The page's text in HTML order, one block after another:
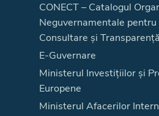
CONECT – Catalogul
Neguvernamentale pentru
Consultare și Transparență
E-Guvernare
Ministerul Investițiilor și
Europene
Ministerul Afacerilor